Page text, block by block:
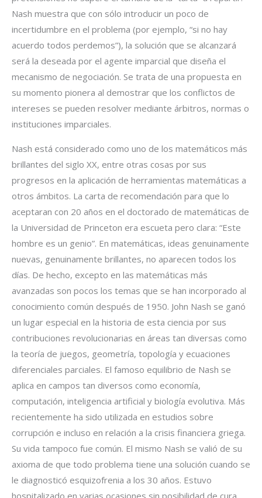
Nash muestra que con sólo introducir un poco de
incertidumbre en el problema (por ejemplo, “si no hay
acuerdo todos perdemos”), la solución que se alcanzará
será la deseada por el agente imparcial que diseña el
mecanismo de negociación. Se trata de una propuesta en
su momento pionera al demostrar que los conflictos de
intereses se pueden resolver mediante árbitros, normas o
instituciones imparciales.
Nash está considerado como uno de los matemáticos más
brillantes del siglo XX, entre otras cosas por sus
progresos en la aplicación de herramientas matemáticas a
otros ámbitos. La carta de recomendación para que lo
aceptaran con 20 años en el doctorado de matemáticas de
la Universidad de Princeton era escueta pero clara: “Este
hombre es un genio”. En matemáticas, ideas genuinamente
nuevas, genuinamente brillantes, no aparecen todos los
días. De hecho, excepto en las matemáticas más
avanzadas son pocos los temas que se han incorporado al
conocimiento común después de 1950. John Nash se ganó
un lugar especial en la historia de esta ciencia por sus
contribuciones revolucionarias en áreas tan diversas como
la teoría de juegos, geometría, topología y ecuaciones
diferenciales parciales. El famoso equilibrio de Nash se
aplica en campos tan diversos como economía,
computación, inteligencia artificial y biología evolutiva. Más
recientemente ha sido utilizada en estudios sobre
corrupción e incluso en relación a la crisis financiera griega.
Su vida tampoco fue común. El mismo Nash se valió de su
axioma de que todo problema tiene una solución cuando se
le diagnosticó esquizofrenia a los 30 años. Estuvo
hospitalizado en varias ocasiones sin posibilidad de cura